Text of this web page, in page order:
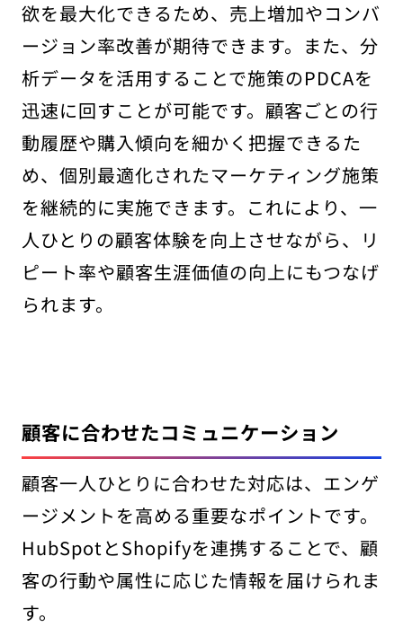
欲を最大化できるため、売上増加やコンバ
ージョン率改善が期待できます。また、分
析データを活用することで施策のPDCAを
迅速に回すことが可能です。顧客ごとの行
動履歴や購入傾向を細かく把握できるた
め、個別最適化されたマーケティング施策
を継続的に実施できます。これにより、一
人ひとりの顧客体験を向上させながら、リ
ピート率や顧客生涯価値の向上にもつなげ
られます。
顧客に合わせたコミュニケーション
顧客一人ひとりに合わせた対応は、エンゲ
ージメントを高める重要なポイントです。
HubSpotとShopifyを連携することで、顧
客の行動や属性に応じた情報を届けられま
す。